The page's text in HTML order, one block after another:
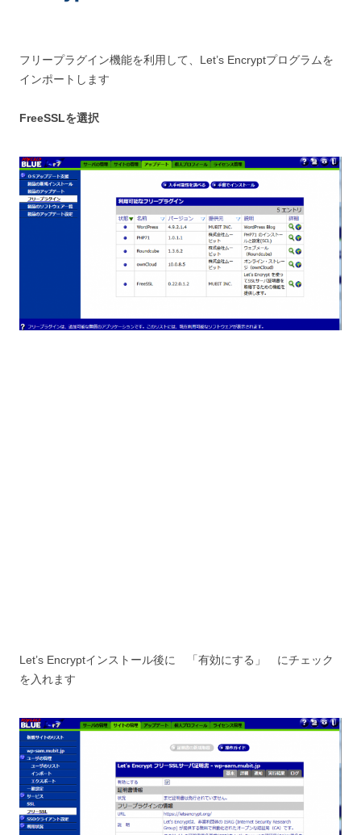
フリープラグイン機能を利用して、Let’s Encryptプログラムを
インポートします
FreeSSLを選択
Let’s Encryptインストール後に 「有効にする」 にチェック
を入れます